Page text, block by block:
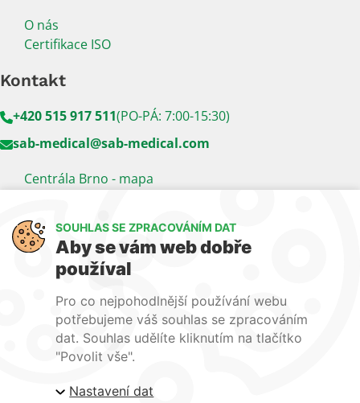
O nás
Certifikace ISO
Kontakt
+420 515 917 511(PO-PÁ: 7:00-15:30)
sab-medical@sab-medical.com
Centrála Brno - mapa
Sledujte nás
LinkedIn Facebook
Naše další weby:
www.lecba-rakoviny.com
www.lecba-bolesti.com
SOUHLAS SE ZPRACOVÁNÍM DAT
Aby se vám web dobře
používal
Pro co nejpohodlnější používání webu
potřebujeme váš souhlas se zpracováním
dat. Souhlas udělíte kliknutím na tlačítko
"Povolit vše".
Nastavení dat